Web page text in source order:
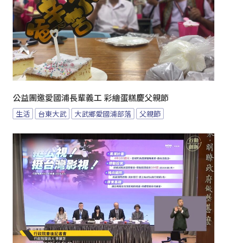
公益團邀愛國浦長輩義工 彩繪蛋糕慶父親節
生活 台東大武 大武鄉愛國浦部落 父親節